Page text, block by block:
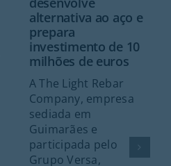
alternativa ao aço e
prepara
investimento de 10
milhões de euros
A The Light Rebar
Company, empresa
sediada em
Guimarães e
participada pelo
Grupo Versa,